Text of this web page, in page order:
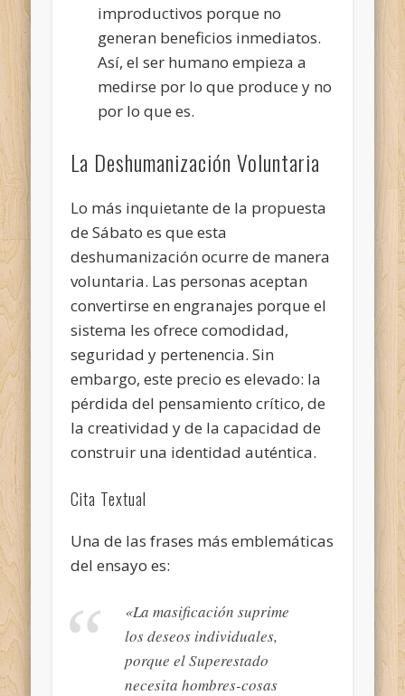
improductivos porque no
generan beneficios inmediatos.
Así, el ser humano empieza a
medirse por lo que produce y no
por lo que es.
La Deshumanización Voluntaria
Lo más inquietante de la propuesta
de Sábato es que esta
deshumanización ocurre de manera
voluntaria. Las personas aceptan
convertirse en engranajes porque el
sistema les ofrece comodidad,
seguridad y pertenencia. Sin
embargo, este precio es elevado: la
pérdida del pensamiento crítico, de
la creatividad y de la capacidad de
construir una identidad auténtica.
Cita Textual
Una de las frases más emblemáticas
del ensayo es:
«La masificación suprime
los deseos individuales,
porque el Superestado
necesita hombres-cosas